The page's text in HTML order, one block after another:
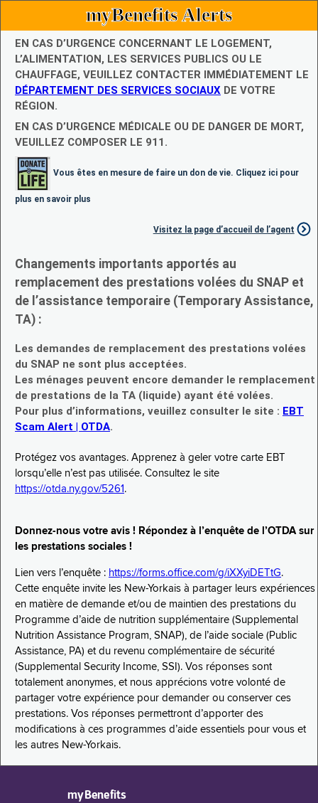
myBenefits Alerts
EN CAS D’URGENCE CONCERNANT LE LOGEMENT,
L’ALIMENTATION, LES SERVICES PUBLICS OU LE
CHAUFFAGE, VEUILLEZ CONTACTER IMMÉDIATEMENT LE
DÉPARTEMENT DES SERVICES SOCIAUX DE VOTRE
RÉGION.
EN CAS D’URGENCE MÉDICALE OU DE DANGER DE MORT,
VEUILLEZ COMPOSER LE 911.
Vous êtes en mesure de faire un don de vie. Cliquez ici pour
plus en savoir plus
Visitez la page d’accueil de l’agent
Changements importants apportés au
remplacement des prestations volées du SNAP et
de l’assistance temporaire (Temporary Assistance,
TA) :
Les demandes de remplacement des prestations volées
du SNAP ne sont plus acceptées.
Les ménages peuvent encore demander le remplacement
de prestations de la TA (liquide) ayant été volées.
Pour plus d’informations, veuillez consulter le site : EBT
Scam Alert | OTDA.
Protégez vos avantages. Apprenez à geler votre carte EBT
lorsqu’elle n’est pas utilisée. Consultez le site
https://otda.ny.gov/5261 .
Donnez-nous votre avis ! Répondez à l’enquête de l’OTDA sur
les prestations sociales !
Lien vers l’enquête : https://forms.office.com/g/iXXyiDETtG.
Cette enquête invite les New-Yorkais à partager leurs expériences
en matière de demande et/ou de maintien des prestations du
Programme d’aide de nutrition supplémentaire (Supplemental
Nutrition Assistance Program, SNAP), de l’aide sociale (Public
Assistance, PA) et du revenu complémentaire de sécurité
(Supplemental Security Income, SSI). Vos réponses sont
totalement anonymes, et nous apprécions votre volonté de
partager votre expérience pour demander ou conserver ces
prestations. Vos réponses permettront d’apporter des
modifications à ces programmes d’aide essentiels pour vous et
les autres New-Yorkais.
myBenefits